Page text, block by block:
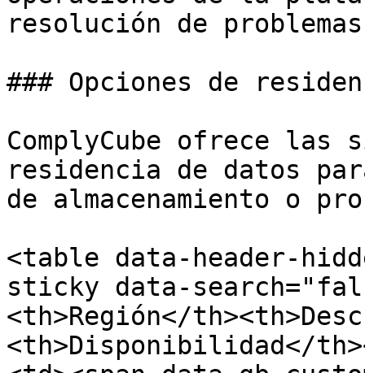
resolución de
### Opciones de
ComplyCube ofrece las
residencia de datos
de almacenamiento o
<table data-header-
sticky data-
<th>Región</
<th>Disponibilidad</